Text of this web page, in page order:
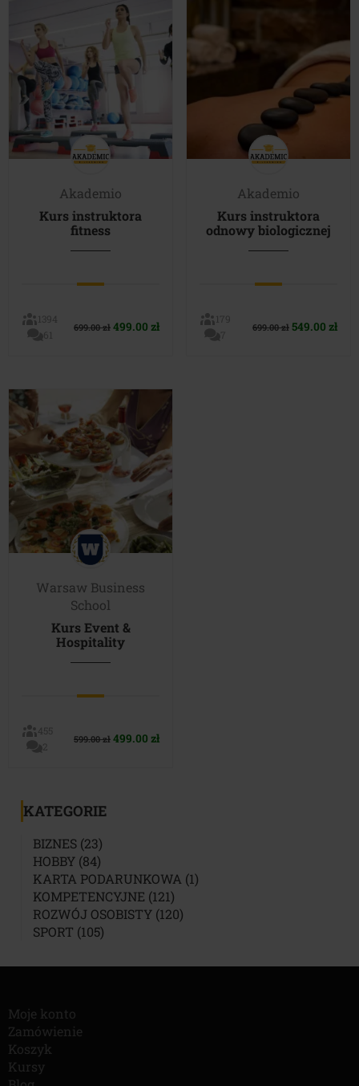
KATEGORIE
BIZNES 2323
PRODUKTY
HOBBY 8484
PRODUKTY
KARTA PODARUNKOWA 11
KOMPETENCYJNE 121121
PRODUKTÓW
ROZWÓJ OSOBISTY 120120
SPORT 105105
Akademio
Kurs instruktora
fitness
1394
61
699.00zł Pierwotna
499.00 złAktualna
Akademio
Kurs instruktora
odnowy biologicznej
179
699.00zł Pierwotna
549.00 zł
Warsaw Business
School
Kurs Event &
Hospitality
455
599.00zł Pierwotna
499.00 złAktualna
Moje konto
Zamówienie
Koszyk
Kursy